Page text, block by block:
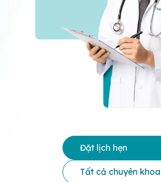
Đặt lịch hẹn
Tất cả chuyên khoa